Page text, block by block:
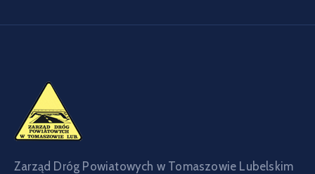
Zarząd Dróg Powiatowych w Tomaszowie Lubelskim